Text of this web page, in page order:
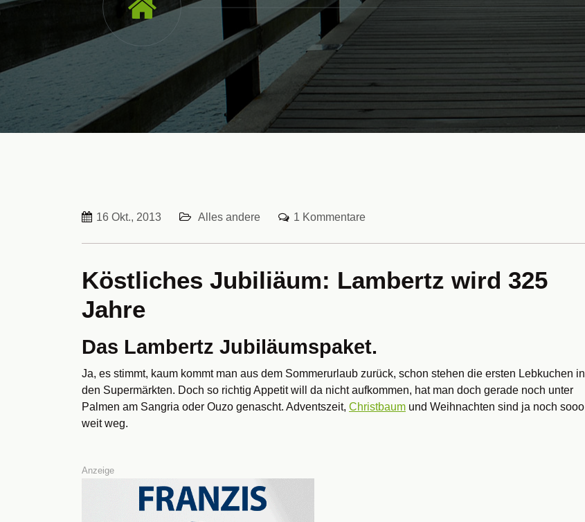
16 Okt., 2013 Alles andere 1 Kommentare
Köstliches Jubiliäum: Lambertz wird 325
Jahre
Das Lambertz Jubiläumspaket.
Ja, es stimmt, kaum kommt man aus dem Sommerurlaub zurück, schon stehen die ersten Lebkuchen in
den Supermärkten. Doch so richtig Appetit will da nicht aufkommen, hat man doch gerade noch unter
Palmen am Sangria oder Ouzo genascht. Adventszeit, Christbaum und Weihnachten sind ja noch sooo
weit weg.
Anzeige